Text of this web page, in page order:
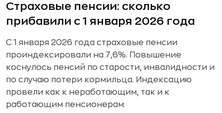
Страховые пенсии: сколько
прибавили с 1 января 2026 года
С 1 января 2026 года страховые пенсии
проиндексировали на 7,6%. Повышение
коснулось пенсий по старости, инвалидности и
по случаю потери кормильца. Индексацию
провели как к неработающим, так и к
работающим пенсионерам.